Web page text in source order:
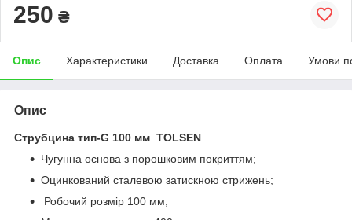
250 ₴
Опис Характеристики Доставка Оплата Умови
Опис
Струбцина тип-G 100 мм TOLSEN
Чугунна основа з порошковим покриттям;
Оцинкований сталевою затискною стрижень;
Робочий розмір 100 мм;